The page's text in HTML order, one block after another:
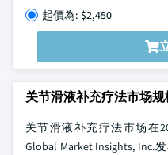
起價為: $2,450
关节滑液补充疗法市场规
关节滑液补充疗法市场在
Global Market Insights, Inc.